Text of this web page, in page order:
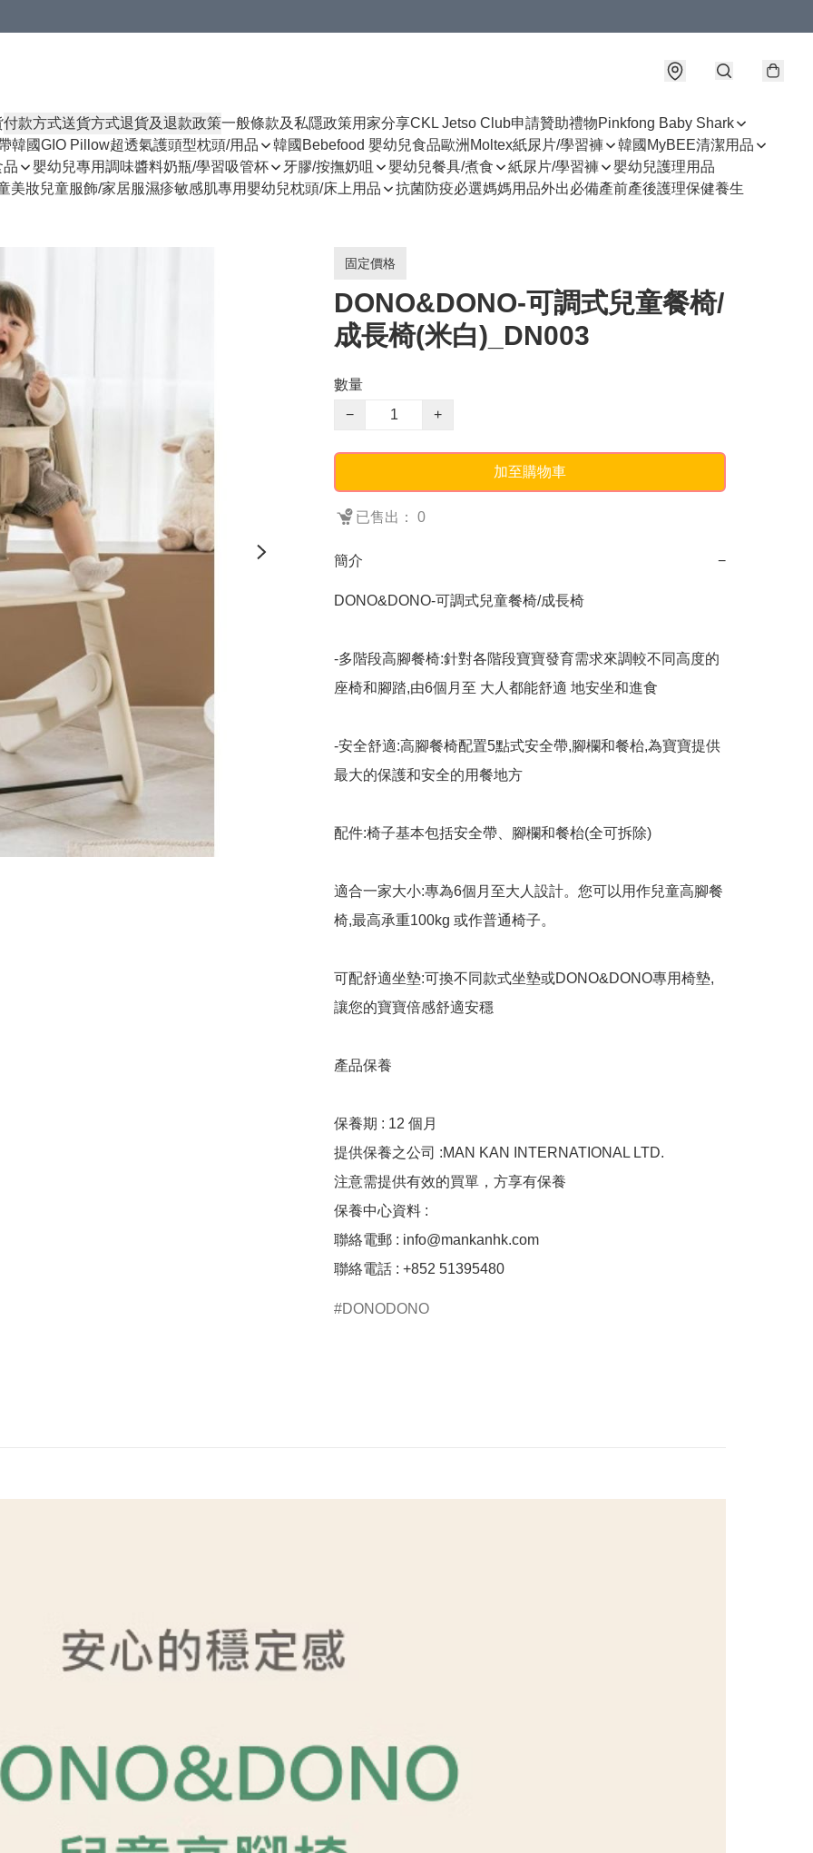
付款方式送貨方式退貨及退款政策一般條款及私隱政策用家分享CKL Jetso Club申請贊助禮物Pinkfong Baby Shark
韓國GIO Pillow超透氣護頭型枕頭/用品 韓國Bebefood 嬰幼兒食品歐洲Moltex紙尿片/學習褲
韓國MyBEE清潔用品
品
嬰幼兒專用調味醬料奶瓶/學習吸管杯 牙膠/按撫奶咀 嬰幼兒餐具/煮食 紙尿片/學習褲
嬰幼兒護理用品
美妝兒童服飾/家居服濕疹敏感肌專用嬰幼兒枕頭/床上用品 抗菌防疫必選媽媽用品外出必備產前產後護理保健養生
固定價格
DONO&DONO-可調式兒童餐椅/
成長椅(米白)_DN003
數量
−
+
加至購物車
已售出： 0
簡介 −
DONO&DONO-可調式兒童餐椅/成長椅
-多階段高腳餐椅:針對各階段寶寶發育需求來調較不同高度的
座椅和腳踏,由6個月至 大人都能舒適 地安坐和進食
-安全舒適:高腳餐椅配置5點式安全帶,腳欄和餐枱,為寶寶提供
最大的保護和安全的用餐地方
配件:椅子基本包括安全帶、腳欄和餐枱(全可拆除)
適合一家大小:專為6個月至大人設計。您可以用作兒童高腳餐
椅,最高承重100kg 或作普通椅子。
可配舒適坐墊:可換不同款式坐墊或DONO&DONO專用椅墊,
讓您的寶寶倍感舒適安穩
產品保養
保養期 : 12 個月
提供保養之公司 :MAN KAN INTERNATIONAL LTD.
注意需提供有效的買單，方享有保養
保養中心資料 :
聯絡電郵 : info@mankanhk.com
聯絡電話 : +852 51395480
DONODONO